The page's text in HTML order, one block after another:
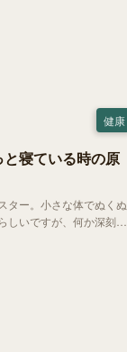
すか？
健康
寝ている時の原
ター。小さな体でぬくぬ
しいですが、何か深刻な
る場合の見分け方、安心
てご紹介します。